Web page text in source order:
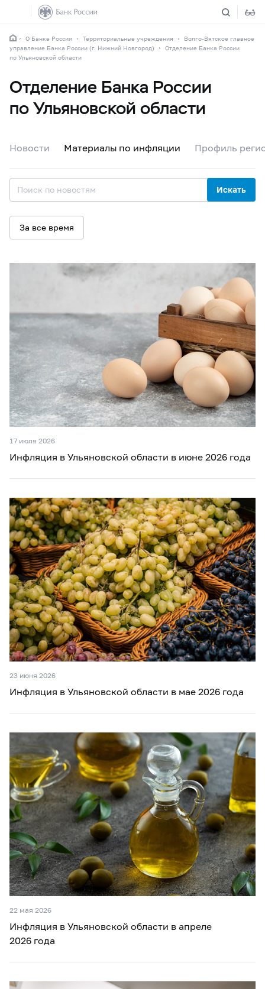
О Банке России Территориальные учреждения
Волго-Вятское главное
управление Банка России (г. Нижний Новгород)
Отделение Банка России
по Ульяновской области
Отделение Банка России
по Ульяновской области
Новости Материалы по инфляции Профиль
Искать
За все время
17 июля 2026
Инфляция в Ульяновской области в июне 2026 года
23 июня 2026
Инфляция в Ульяновской области в мае 2026 года
22 мая 2026
Инфляция в Ульяновской области в апреле
2026 года